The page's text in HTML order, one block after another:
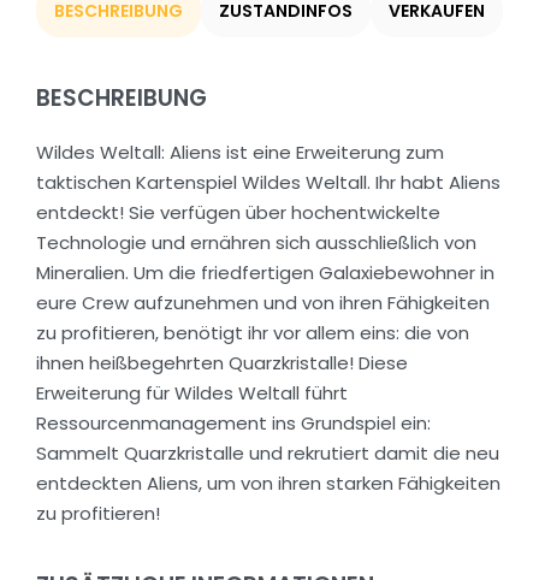
BESCHREIBUNG ZUSTANDINFOS VERKAUFEN
BESCHREIBUNG
Wildes Weltall: Aliens ist eine Erweiterung zum
taktischen Kartenspiel Wildes Weltall. Ihr habt Aliens
entdeckt! Sie verfügen über hochentwickelte
Technologie und ernähren sich ausschließlich von
Mineralien. Um die friedfertigen Galaxiebewohner in
eure Crew aufzunehmen und von ihren Fähigkeiten
zu profitieren, benötigt ihr vor allem eins: die von
ihnen heißbegehrten Quarzkristalle! Diese
Erweiterung für Wildes Weltall führt
Ressourcenmanagement ins Grundspiel ein:
Sammelt Quarzkristalle und rekrutiert damit die neu
entdeckten Aliens, um von ihren starken Fähigkeiten
zu profitieren!